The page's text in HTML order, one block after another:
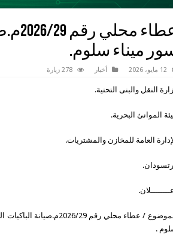
ميناء سلوم.
12 مايو، 2026 أخبار 278 زيارة
النقل والبنى التحتية.
الموانئ البحرية.
العامة للمخازن والمشتريات.
الموضوع / عطاء محلي رقم 2026/
.